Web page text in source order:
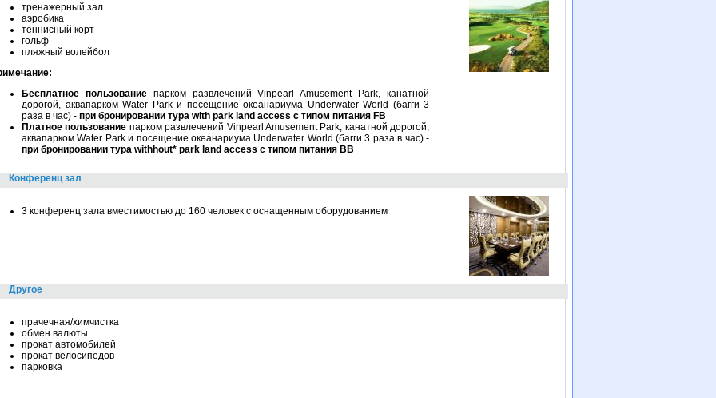
тренажерный зал
аэробика
теннисный корт
гольф
пляжный волейбол
Бесплатное пользованиепарком развлечений Vinpearl Amusement Park, канатной
дорогой, аквапарком Water Park и посещение океанариума Underwater World (багги 3
раза в час) - при бронировании тура with park land access с типом питания FB
Платное пользование парком развлечений Vinpearl Amusement Park, канатной дорогой,
аквапарком Water Park и посещение океанариума Underwater World (багги 3 раза в час) -
при бронировании тура withhout* park land access с типом питания BB
Конференц зал
3 конференц зала вместимостью до 160 человек с оснащенным оборудованием
Другое
прачечная/химчистка
обмен валюты
прокат автомобилей
прокат велосипедов
парковка